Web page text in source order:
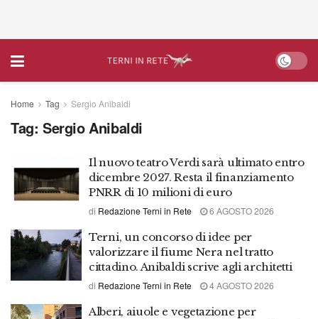
Home Tag Sergio Anibaldi
Tag: Sergio Anibaldi
Il nuovo teatro Verdi sarà ultimato entro
dicembre 2027. Resta il finanziamento
PNRR di 10 milioni di euro
di Redazione Terni in Rete 6 AGOSTO 2026
Terni, un concorso di idee per
valorizzare il fiume Nera nel tratto
cittadino. Anibaldi scrive agli architetti
di Redazione Terni in Rete 4 AGOSTO 2026
Alberi, aiuole e vegetazione per